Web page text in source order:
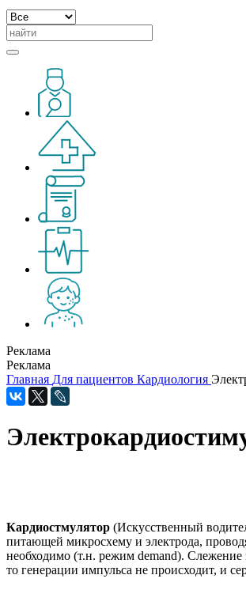
Реклама
Реклама
Главная Для пациентов Кардиология
Кардиостмулятор (Искусственный
питающей микросхему и электрода,
необходимо (т.н. режим demand). Слежение
то генерации импульса не происходит, и